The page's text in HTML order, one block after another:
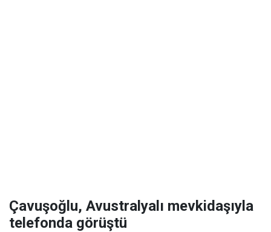
Çavuşoğlu, Avustralyalı mevkidaşıyla
telefonda görüştü